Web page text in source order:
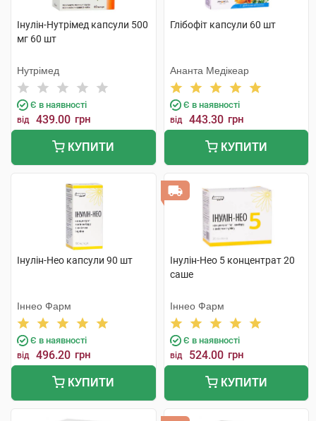
Інулін-Нутрімед капсули 500
мг 60 шт
Нутрімед
Є в наявності
від 439.00 грн
КУПИТИ
Глібофіт капсули 60 шт
Ананта Медікеар
Є в наявності
від 443.30 грн
КУПИТИ
Інулін-Нео капсули 90 шт
Іннео Фарм
Є в наявності
від 496.20 грн
КУПИТИ
Інулін-Нео 5 концентрат 20
саше
Іннео Фарм
Є в наявності
від 524.00 грн
КУПИТИ